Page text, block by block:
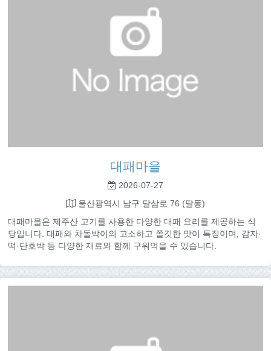
대패마을
2026-07-27
울산광역시 남구 달삼로 76 (달동)
대패마을은 제주산 고기를 사용한 다양한 대패 요리를 제공하는 식
당입니다. 대패와 차돌박이의 고소하고 쫄깃한 맛이 특징이며, 감자·
떡·단호박 등 다양한 재료와 함께 구워먹을 수 있습니다.